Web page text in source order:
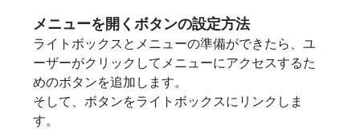
メニューを開くボタンの設定方法
ライトボックスとメニューの準備ができたら、ユ
ーザーがクリックしてメニューにアクセスするた
めのボタンを追加します。
そして、ボタンをライトボックスにリンクしま
す。